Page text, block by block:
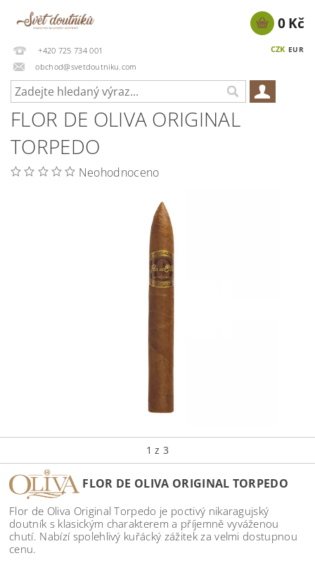
+420 725 734 001
obchod@svetdoutniku.com
CZK EUR
0 Kč
FLOR DE OLIVA ORIGINAL
TORPEDO
Neohodnoceno
1 z 3
FLOR DE OLIVA ORIGINAL TORPEDO
Flor de Oliva Original Torpedo je poctivý nikaragujský
doutník s klasickým charakterem a příjemně vyváženou
chutí. Nabízí spolehlivý kuřácký zážitek za velmi dostupnou
cenu.